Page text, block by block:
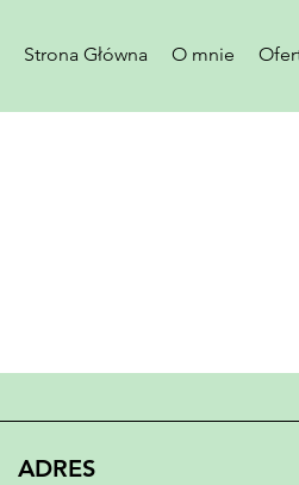
Strona Główna O mnie
ADRES